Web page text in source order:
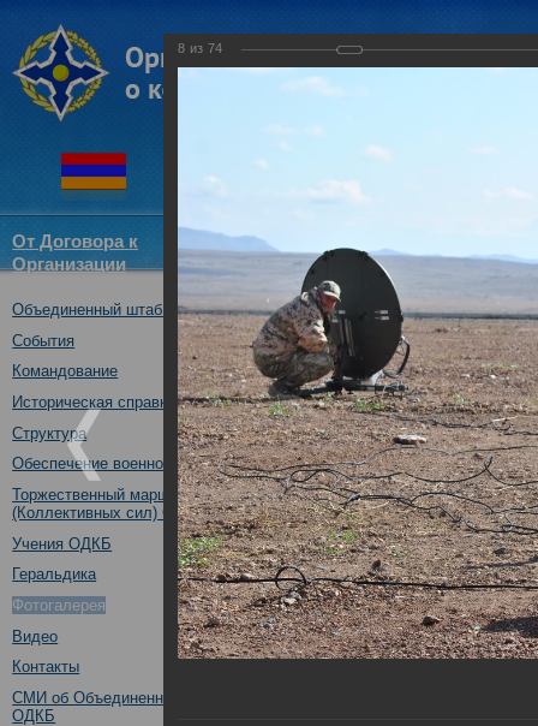
От Договора к
Организации
Структура
ОДКБ
Новости
Объединенный штаб ОДКБ
События
Командование
Историческая справка
Структура
Обеспечение военной безопасности
Торжественный марш Войск
(Коллективных сил) ОДКБ
Учения ОДКБ
Геральдика
Фотогалерея
Видео
Контакты
СМИ об Объединенном штабе
ОДКБ
Тактико-специальное учение
05.10.2017
8 из 74